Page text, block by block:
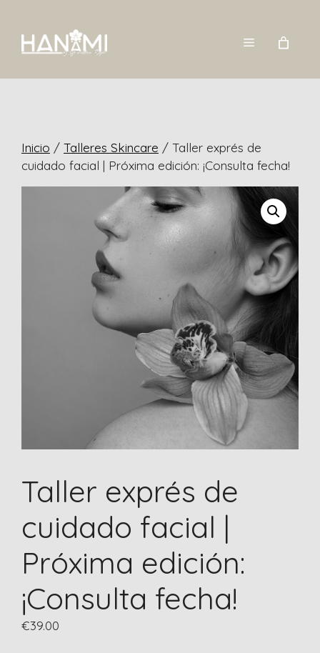
contenido
Menú
Inicio / Talleres Skincare / Taller exprés de
cuidado facial | Próxima edición: ¡Consulta fecha!
Taller exprés de
cuidado facial |
Próxima edición:
¡Consulta fecha!
€39.00